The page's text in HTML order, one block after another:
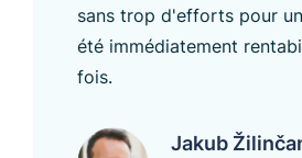
sans trop d'efforts pour
été immédiatement
fois.
Jakub